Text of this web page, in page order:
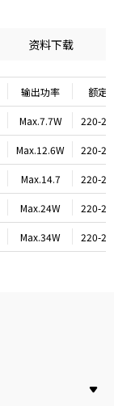
资料下载
输出功率 额定
Max.7.7W 220-
Max.12.6W 220-
Max.14.7 220-
Max.24W 220-
Max.34W 220-